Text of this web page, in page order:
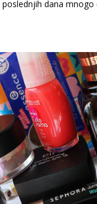
poslednjih dana